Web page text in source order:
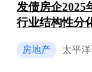
发债房企2025
行业结构性分
房地产 太平